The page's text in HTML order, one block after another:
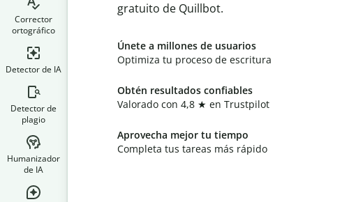
Corrector
ortográfico
Detector de IA
Detector de
plagio
Humanizador
de IA
gratuito de Quillbot.
Únete a millones de usuarios
Optimiza tu proceso de escritura
Obtén resultados confiables
Valorado con 4,8 ★ en Trustpilot
Aprovecha mejor tu tiempo
Completa tus tareas más rápido